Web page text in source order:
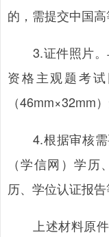
的，需提交中国高
3.证件照片。
资格主观题考
（46mm×32mm
4.根据审核需
（学信网）学
历、学位认证报告
上述材料原件